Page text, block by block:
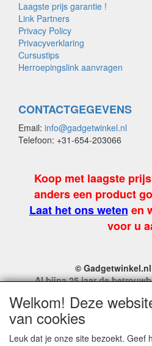
Laagste prijs garantie !
Link Partners
Privacy Policy
Privacyverklaring
Cursustips
Herroepingslink aanvragen
CONTACTGEGEVENS
Email: info@gadgetwinkel.nl
Telefoon: +31-654-203066
Koop met laagste
anders een product
Laat het ons weten en
voor u
©
Al bijna 25 jaar de
Site Name, Ownership and
another website, or otherwise
Welkom! Deze
van cookies
Leuk dat je onze site bezoekt. Geef